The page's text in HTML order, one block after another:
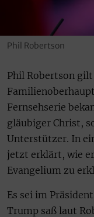
Phil Robertson
Phil Robertson
Fernsehserie
gläubiger Christ,
Unterstützer. In
jetzt erklärt, wie
Evangelium zu
Es sei im
Trump saß laut